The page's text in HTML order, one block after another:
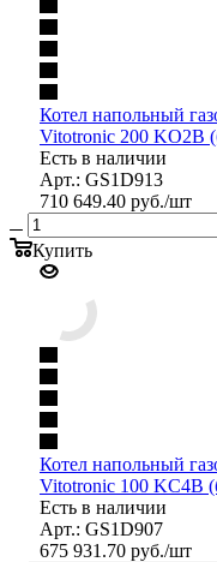
Котел напольный
Vitotronic 200 KO2B
Есть в наличии
Арт.: GS1D913
710 649.40 руб./шт
Купить
Котел напольный
Vitotronic 100 KC4B
Есть в наличии
Арт.: GS1D907
675 931.70 руб./шт